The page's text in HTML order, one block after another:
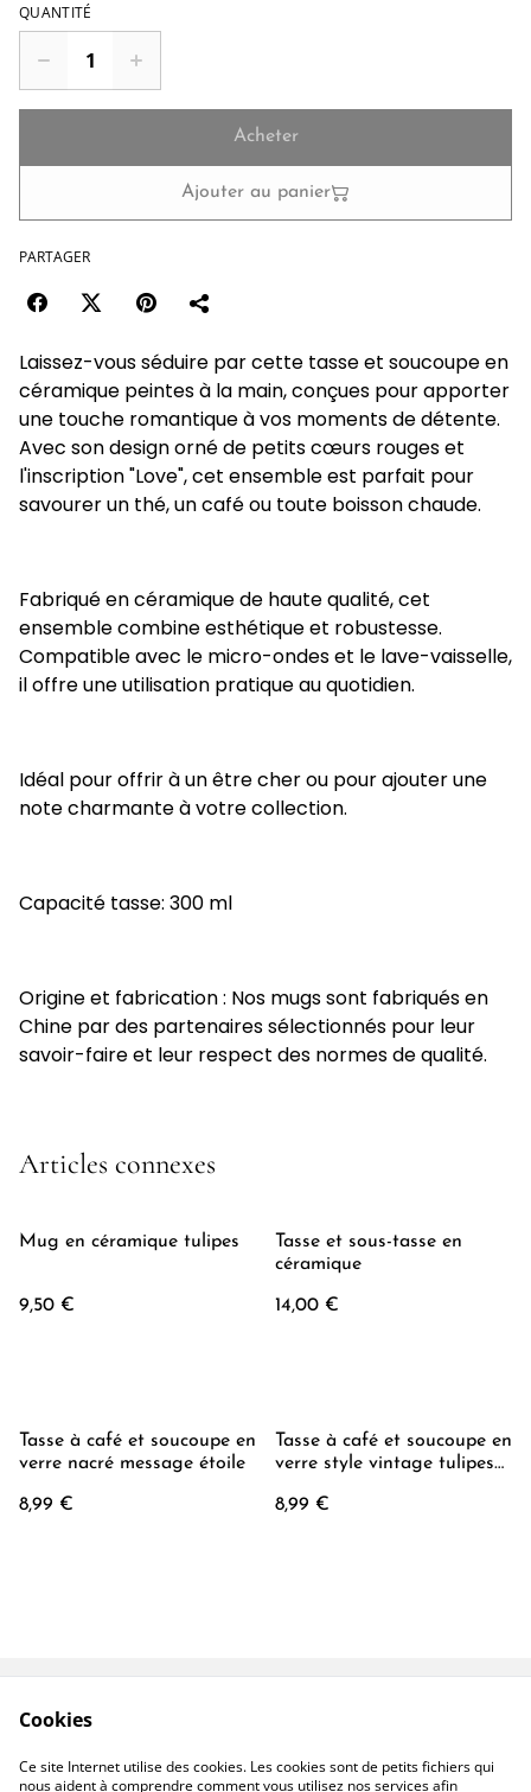
QUANTITÉ
Acheter
Ajouter au panier
PARTAGER
Laissez-vous séduire par cette tasse et soucoupe en
céramique peintes à la main, conçues pour apporter
une touche romantique à vos moments de détente.
Avec son design orné de petits cœurs rouges et
l'inscription "Love", cet ensemble est parfait pour
savourer un thé, un café ou toute boisson chaude.
Fabriqué en céramique de haute qualité, cet
ensemble combine esthétique et robustesse.
Compatible avec le micro-ondes et le lave-vaisselle,
il offre une utilisation pratique au quotidien.
Idéal pour offrir à un être cher ou pour ajouter une
note charmante à votre collection.
Capacité tasse: 300 ml
Origine et fabrication : Nos mugs sont fabriqués en
Chine par des partenaires sélectionnés pour leur
savoir-faire et leur respect des normes de qualité.
Articles connexes
Mug en céramique tulipes
9,50 €
Tasse et sous-tasse en
céramique
14,00 €
Tasse à café et soucoupe en
verre nacré message étoile
8,99 €
Tasse à café et soucoupe en
verre style vintage tulipes
8,99 €
confidentialité
Cookies
Ce site Internet utilise des cookies. Les cookies sont de petits fichiers qui
nous aident à comprendre comment vous utilisez nos services afin